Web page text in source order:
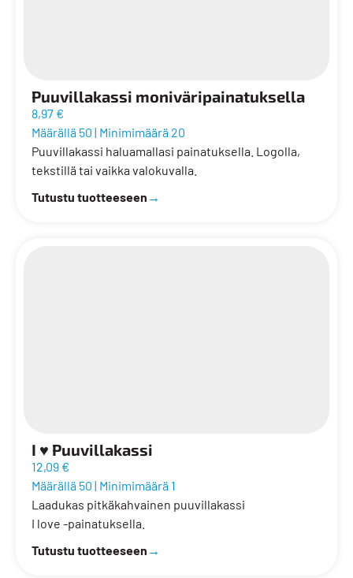
Puuvillakassi moniväripainatuksella
8,97 €
Määrällä 50 | Minimimäärä 20
Puuvillakassi haluamallasi painatuksella. Logolla,
tekstillä tai vaikka valokuvalla.
Tutustu tuotteeseen →
I ♥ Puuvillakassi
12,09 €
Määrällä 50 | Minimimäärä 1
Laadukas pitkäkahvainen puuvillakassi
I love -painatuksella.
Tutustu tuotteeseen →